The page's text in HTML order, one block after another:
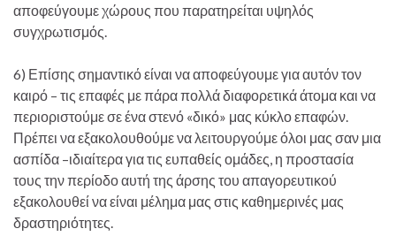
αποφεύγουμε χώρους που παρατηρείται υψηλός
συγχρωτισμός.
6) Επίσης σημαντικό είναι να αποφεύγουμε για αυτόν τον
καιρό – τις επαφές με πάρα πολλά διαφορετικά άτομα και να
περιοριστούμε σε ένα στενό «δικό» μας κύκλο επαφών.
Πρέπει να εξακολουθούμε να λειτουργούμε όλοι μας σαν μια
ασπίδα –ιδιαίτερα για τις ευπαθείς ομάδες, η προστασία
τους την περίοδο αυτή της άρσης του απαγορευτικού
εξακολουθεί να είναι μέλημα μας στις καθημερινές μας
δραστηριότητες.